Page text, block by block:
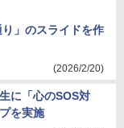
」のスライドを作
(2026/2/20)
に「心のSOS対
を実施